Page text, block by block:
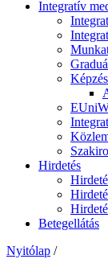
Integratív
Hirdetés
Betegellátás
Nyitólap /